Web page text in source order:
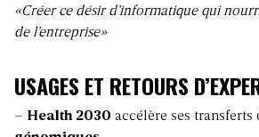
«Créer ce désir d’informatique qui
de l’entreprise»
USAGES ET RETOURS
– Health 2030 accélère ses transferts